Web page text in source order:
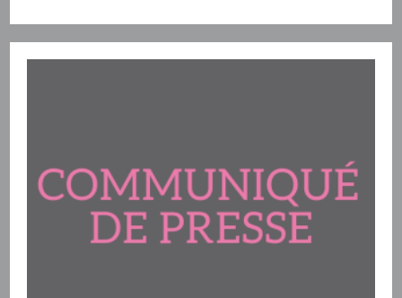
Fascisme
Est
Porte
!